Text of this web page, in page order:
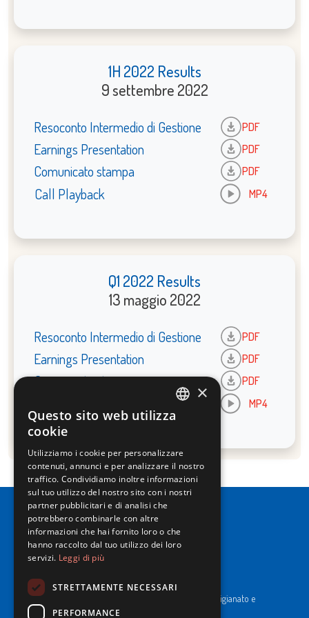
1H 2022 Results
9 settembre 2022
Resoconto Intermedio di Gestione PDF
Earnings Presentation PDF
Comunicato stampa
PDF
MP4
Call Playback
Q1 2022 Results
13 maggio 2022
Resoconto Intermedio di Gestione PDF
Earnings Presentation PDF
Comunicato stampa
PDF
MP4
CF e P. Iva 00183410653 / REA di RE n°277595.
Ufficio del Registro: Camera di Commercio Industria Artigianato e
Agricoltura di Reggio Emilia.
×
Questo sito web utilizza
cookie
Utilizziamo i cookie per personalizzare
contenuti, annunci e per analizzare il nostro
traffico. Condividiamo inoltre informazioni
sul tuo utilizzo del nostro sito con i nostri
partner pubblicitari e di analisi che
potrebbero combinarle con altre
informazioni che hai fornito loro o che
hanno raccolto dal tuo utilizzo dei loro
servizi. Leggi di più
STRETTAMENTE NECESSARI
PERFORMANCE